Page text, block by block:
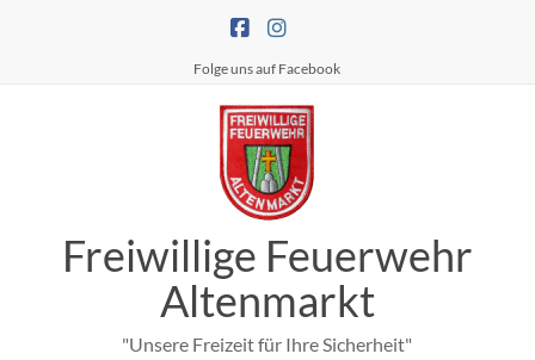
Folge uns auf Facebook
Freiwillige Feuerwehr
Altenmarkt
"Unsere Freizeit für Ihre Sicherheit"